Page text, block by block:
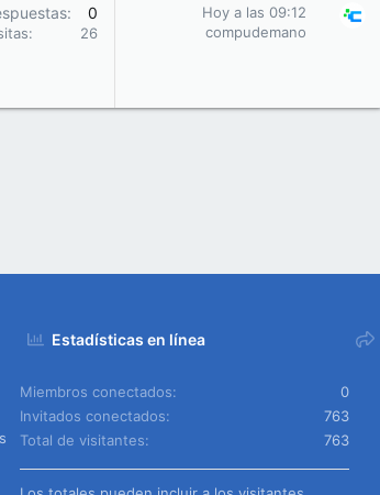
0
26
Hoy a las 09:12
compudemano
Estadísticas en línea
Miembros conectados
0
Invitados conectados
763
Total de visitantes
763